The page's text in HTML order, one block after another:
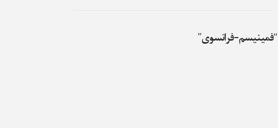
“فمینیسم-فرانسوی”